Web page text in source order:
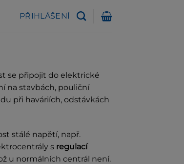
PŘIHLÁŠENÍ
se připojit do elektrické
na stavbách, pouliční
při haváriích, odstávkách
stálé napětí, např.
s regulací
u normálních centrál není.